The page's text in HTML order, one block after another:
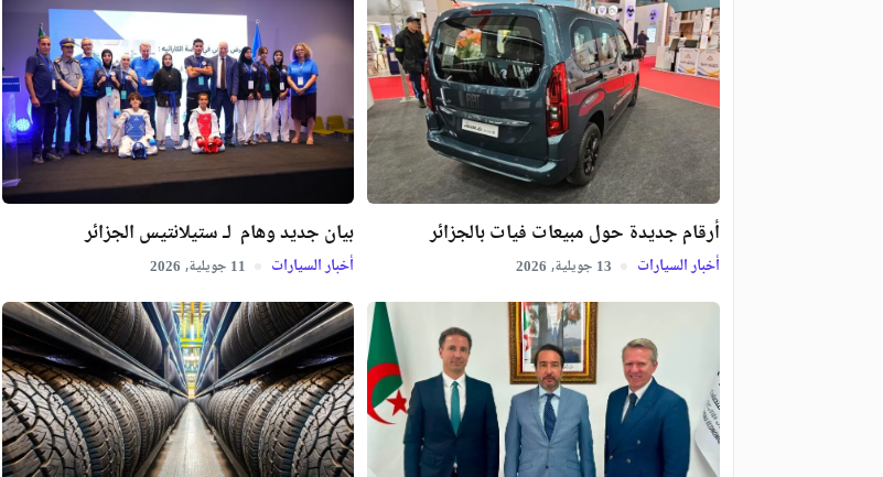
أرقام جديدة حول مبيعات فيات بالجزائر
أخبار السيارات 13 جويلية, 2026
بيان جديد وهام لـ ستيلانتيس الجزائر
أخبار السيارات 11 جويلية, 2026